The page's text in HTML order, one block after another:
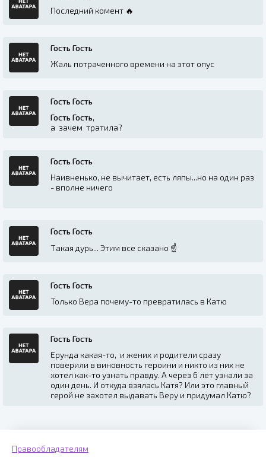
Последний комент 🔥
Гость Гость
Жаль потраченного времени на этот опус
Гость Гость
Гость Гость,
а зачем тратила?
Гость Гость
Наивненько, не вычитает, есть ляпы...но на один раз
- вполне ничего
Гость Гость
Такая дурь... Этим все сказано ☝️
Гость Гость
Только Вера почему-то превратилась в Катю
Гость Гость
Ерунда какая-то, и жених и родители сразу
поверили в виновность героини и никто из них не
хотел как-то узнать правду. А через 6 лет узнали за
один день. И откуда взялась Катя? Или это главный
герой не захотел выдавать Веру и придумал Катю?
Правообладателям